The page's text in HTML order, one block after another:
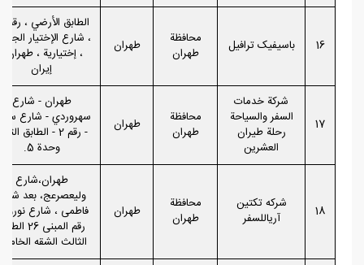
16 باسیفیک ترافیل
محافظة
طهران
طهران
، شارع الإختيار
، إختيارية ، طهران ،
إيران
17
شركة خدمات
السفر والسياحة
رحلة طيران
العشرین
محافظة
طهران
طهران
طهران - شارع
سهروردي - شارع
- رقم 2 - الطابق
وحدة 5.
18
شرکه تکتین
آریاللسفر
محافظة
طهران
طهران
طهران،شارع
ولیعصرعج، بعد
فاطمی ، شارع
رقم المبنی 26
الثالث الشقه